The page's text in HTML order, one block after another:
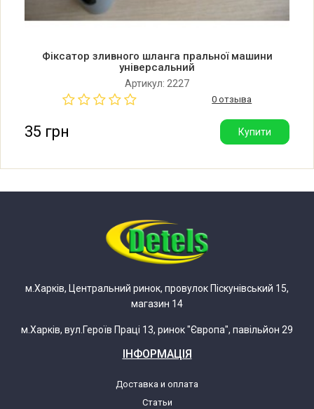
Фіксатор зливного шланга пральної машини
універсальний
Артикул: 2227
0 отзыва
35 грн Купити
м.Харків, Центральний ринок, провулок Піскунівський 15,
магазин 14
м.Харків, вул.Героїв Праці 13, ринок "Європа", павільйон 29
ІНФОРМАЦІЯ
Доставка и оплата
Статьи